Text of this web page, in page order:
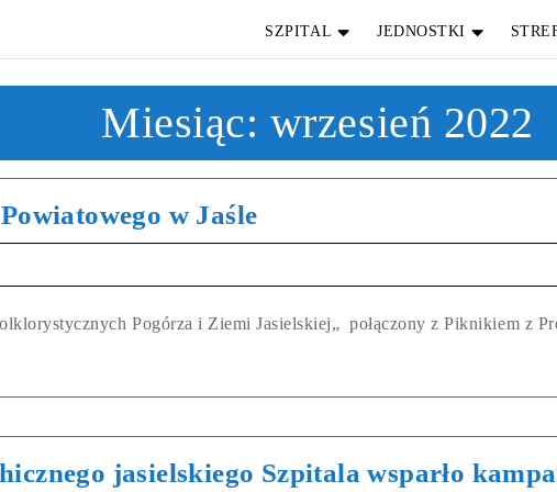
SZPITAL JEDNOSTKI
Miesiąc: wrzesień 2022
w Jaśle
Pogórza i Ziemi Jasielskiej„ połączony z Piknikiem z
jasielskiego Szpitala wsparło